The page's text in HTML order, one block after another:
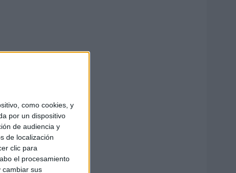
como cookies, y
por un dispositivo
de audiencia y
de localización
clic para
el procesamiento
cambiar sus